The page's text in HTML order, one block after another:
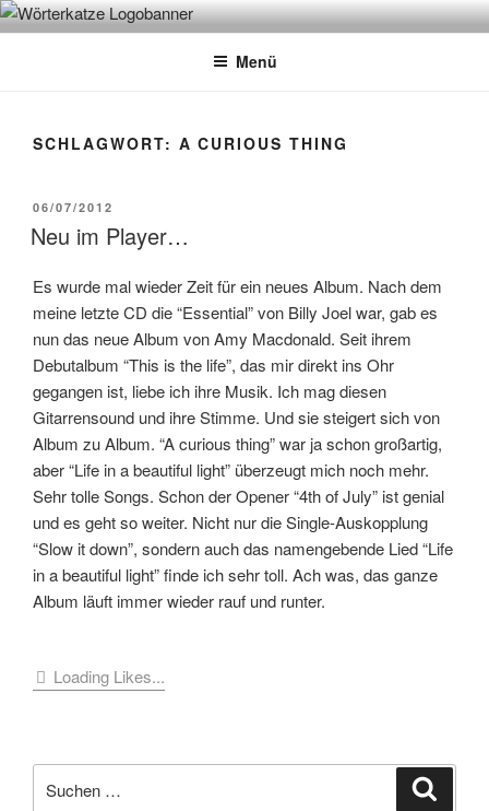
Zum
InhaltWÖRTERKATZE
Von Büchern erzählen
Menü
SCHLAGWORT: A CURIOUS THING
VERÖFFENTLICHT
AM
06/07/2012
Neu im Player…
Es wurde mal wieder Zeit für ein neues Album. Nach dem
meine letzte CD die “Essential” von Billy Joel war, gab es
nun das neue Album von Amy Macdonald. Seit ihrem
Debutalbum “This is the life”, das mir direkt ins Ohr
gegangen ist, liebe ich ihre Musik. Ich mag diesen
Gitarrensound und ihre Stimme. Und sie steigert sich von
Album zu Album. “A curious thing” war ja schon großartig,
aber “Life in a beautiful light” überzeugt mich noch mehr.
Sehr tolle Songs. Schon der Opener “4th of July” ist genial
und es geht so weiter. Nicht nur die Single-Auskopplung
“Slow it down”, sondern auch das namengebende Lied “Life
in a beautiful light” finde ich sehr toll. Ach was, das ganze
Album läuft immer wieder rauf und runter.
Loading Likes...
nach: